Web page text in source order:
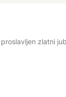
zlatni